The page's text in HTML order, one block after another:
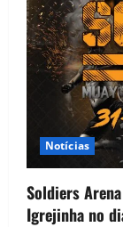
Notícias
Soldiers
Igrejinha no